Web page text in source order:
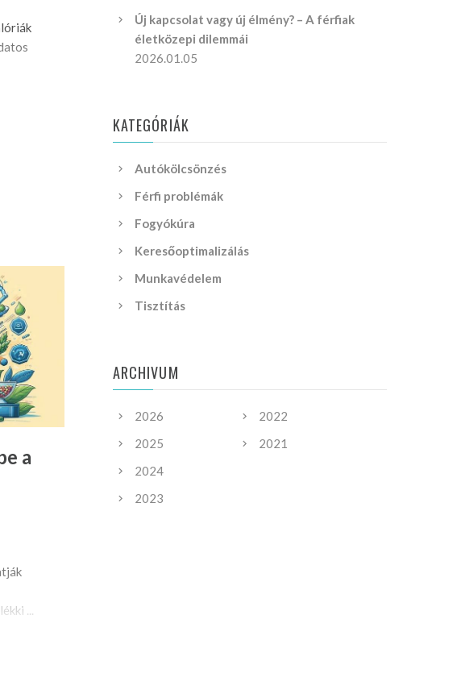
a
...
Új kapcsolat vagy új élmény? – A férfiak
életközepi dilemmái
2026.01.05
KATEGÓRIÁK
Autókölcsönzés
Férfi problémák
Fogyókúra
Keresőoptimalizálás
Munkavédelem
Tisztítás
ARCHIVUM
2026
2025
2024
2023
2022
2021